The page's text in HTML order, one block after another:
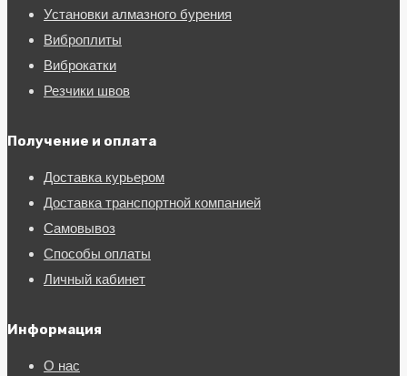
Установки алмазного бурения
Виброплиты
Виброкатки
Резчики швов
Получение и оплата
Доставка курьером
Доставка транспортной компанией
Самовывоз
Способы оплаты
Личный кабинет
Информация
О нас